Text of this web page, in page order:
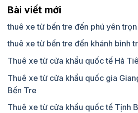
Bài viết mới
thuê xe từ bến tre đến phú yên
thuê xe từ bến tre đến khánh bình
Thuê xe từ cửa khẩu quốc tế Hà
Thuê xe từ cửa khẩu quốc gia
Bến Tre
Thuê xe từ cửa khẩu quốc tế Tịnh